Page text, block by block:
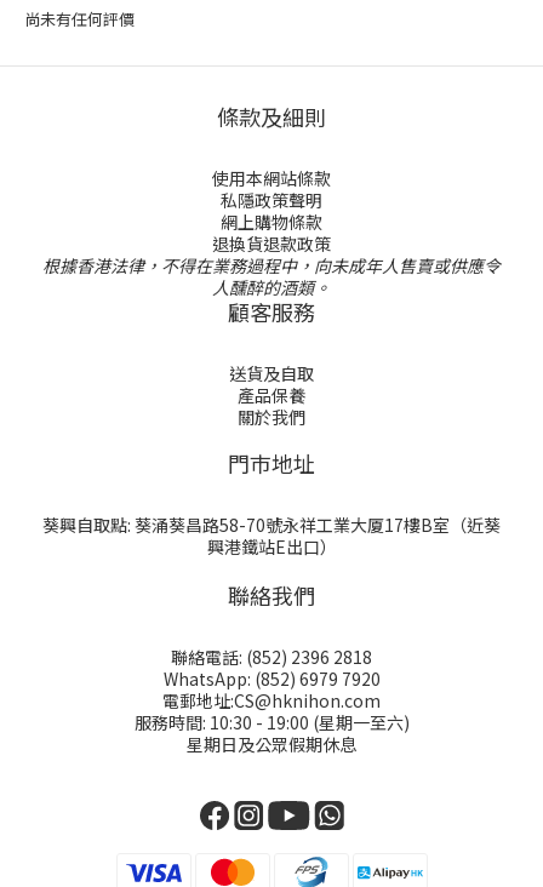
尚未有任何評價
條款及細則
使用本網站條款
私隱政策聲明
網上購物條款
退換貨退款政策
根據香港法律，不得在業務過程中，向未成年人售賣或供應令
人醺醉的酒類。
顧客服務
送貨及自取
產品保養
關於我們
門巿地址
葵興自取點: 葵涌葵昌路58-70號永祥工業大厦17樓B室（近葵
興港鐵站E出口）
聯絡我們
聯絡電話: (852) 2396 2818
WhatsApp: (852) 6979 7920
電郵地址:CS@hknihon.com
服務時間: 10:30 - 19:00 (星期一至六)
星期日及公眾假期休息